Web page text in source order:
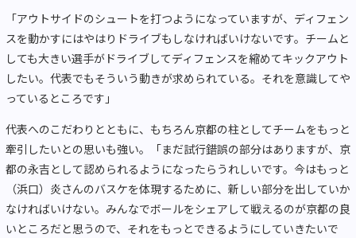
「アウトサイドのシュートを打つようになっていますが、ディフェン
スを動かすにはやはりドライブもしなければいけないです。チームと
しても大きい選手がドライブしてディフェンスを縮めてキックアウト
したい。代表でもそういう動きが求められている。それを意識してや
っているところです」
代表へのこだわりとともに、もちろん京都の柱としてチームをもっと
牽引したいとの思いも強い。「まだ試行錯誤の部分はありますが、京
都の永吉として認められるようになったらうれしいです。今はもっと
（浜口）炎さんのバスケを体現するために、新しい部分を出していか
なければいけない。みんなでボールをシェアして戦えるのが京都の良
いところだと思うので、それをもっとできるようにしていきたいで